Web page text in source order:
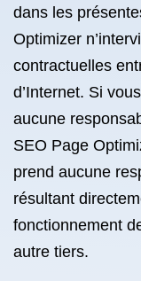
dans les
Optimizer
contractuelles
d’Internet. Si
aucune
SEO Page
prend aucune
résultant
fonctionnement
autre tiers.